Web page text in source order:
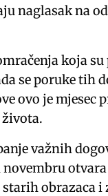
naglasak na
koja
se poruke tih
ovo je mjesec
važnih
novembru
obrazaca i